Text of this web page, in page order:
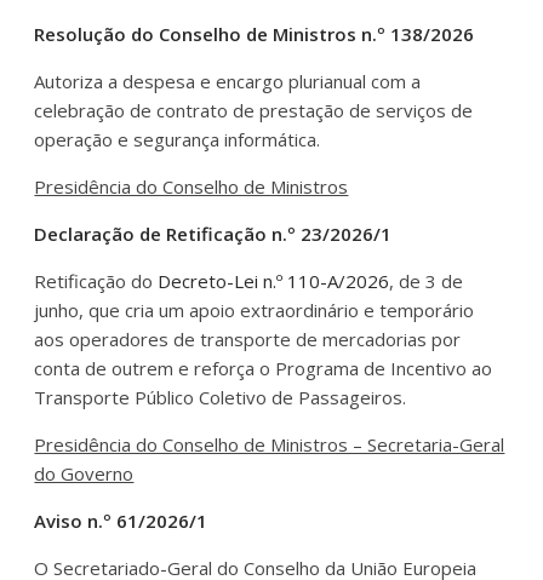
Resolução do Conselho de Ministros n.º 138/2026
Autoriza a despesa e encargo plurianual com a
celebração de contrato de prestação de serviços de
operação e segurança informática.
Presidência do Conselho de Ministros
Declaração de Retificação n.º 23/2026/1
Retificação do Decreto-Lei n.º 110-A/2026, de 3 de
junho, que cria um apoio extraordinário e temporário
aos operadores de transporte de mercadorias por
conta de outrem e reforça o Programa de Incentivo ao
Transporte Público Coletivo de Passageiros.
Presidência do Conselho de Ministros – Secretaria-Geral
do Governo
Aviso n.º 61/2026/1
O Secretariado-Geral do Conselho da União Europeia